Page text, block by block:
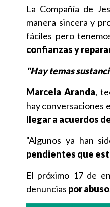
La Compañía de
manera sincera y
fáciles pero
confianzas y
"Hay temas
Marcela Aranda,
hay conversaciones
llegar a acuerdos
"Algunos ya han
pendientes que
El próximo 17 de
denuncias por